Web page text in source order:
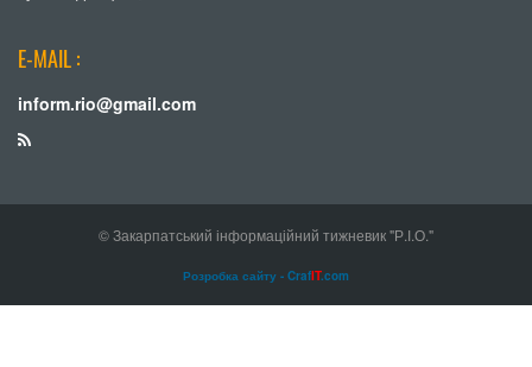
E-MAIL :
inform.rio@gmail.com
© Закарпатський інформаційний тижневик "Р.І.О."
Розробка сайту - CrafIT.com